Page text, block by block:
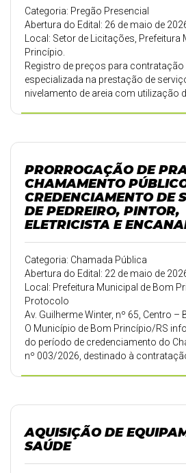
Categoria: Pregão Presencial
Abertura do Edital: 26 de maio de
Local: Setor de Licitações, Prefeitura
Princípio.
Registro de preços para contratação
especializada na prestação de
nivelamento de areia com utilização
será realizada conforme demanda
Municipal.
PRORROGAÇÃO DE
CHAMAMENTO
CREDENCIAMENTO DE
DE PEDREIRO, PINTOR,
ELETRICISTA E
Categoria: Chamada Pública
Abertura do Edital: 22 de maio de
Local: Prefeitura Municipal de Bom
Protocolo
Av. Guilherme Winter, nº 65, Centro
O Município de Bom Princípio/RS
do período de credenciamento do
nº 003/2026, destinado à
documentos devem ser entregues
da Prefeitura Municipal. Permanecem
demais disposições do edital.
AQUISIÇÃO DE
SAÚDE